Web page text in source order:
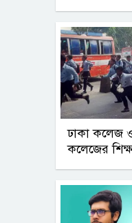
ঢাকা কলেজ
কলেজের